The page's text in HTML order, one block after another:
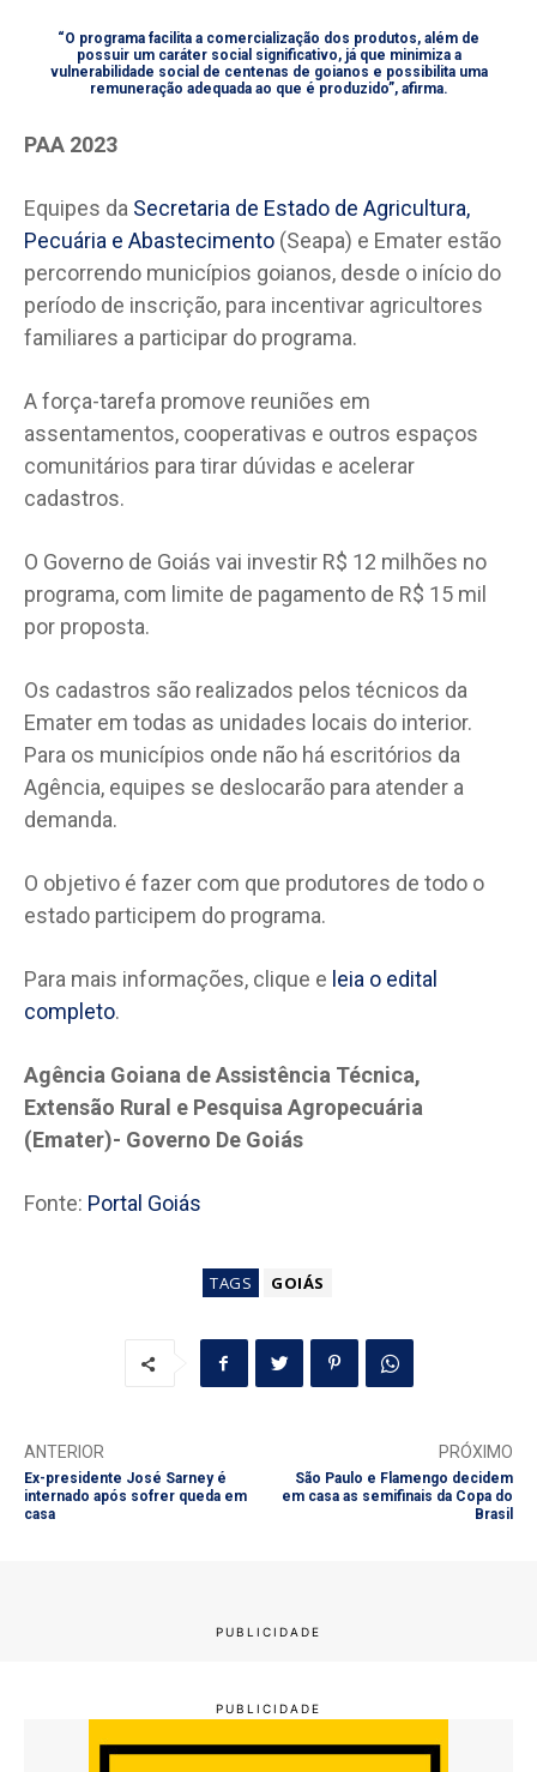
“O programa facilita a comercialização dos produtos, além de
possuir um caráter social significativo, já que minimiza a
vulnerabilidade social de centenas de goianos e possibilita uma
remuneração adequada ao que é produzido”, afirma.
PAA 2023
Equipes da Secretaria de Estado de Agricultura,
Pecuária e Abastecimento (Seapa) e Emater estão
percorrendo municípios goianos, desde o início do
período de inscrição, para incentivar agricultores
familiares a participar do programa.
A força-tarefa promove reuniões em
assentamentos, cooperativas e outros espaços
comunitários para tirar dúvidas e acelerar
cadastros.
O Governo de Goiás vai investir R$ 12 milhões no
programa, com limite de pagamento de R$ 15 mil
por proposta.
Os cadastros são realizados pelos técnicos da
Emater em todas as unidades locais do interior.
Para os municípios onde não há escritórios da
Agência, equipes se deslocarão para atender a
demanda.
O objetivo é fazer com que produtores de todo o
estado participem do programa.
Para mais informações, clique e leia o edital
completo.
Agência Goiana de Assistência Técnica,
Extensão Rural e Pesquisa Agropecuária
(Emater)- Governo De Goiás
Fonte: Portal Goiás
TAGS GOIÁS
ANTERIOR
Ex-presidente José Sarney é
internado após sofrer queda em
casa
PRÓXIMO
São Paulo e Flamengo decidem
em casa as semifinais da Copa do
Brasil